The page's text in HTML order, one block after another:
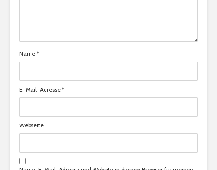
Name *
E-Mail-Adresse *
Webseite